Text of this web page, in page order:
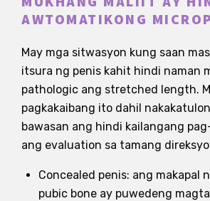
AWTOMATIKONG
May mga sitwasyon kung saan
itsura ng penis kahit hindi naman
pathologic ang stretched length.
pagkakaibang ito dahil
bawasan ang hindi kailangang
ang evaluation sa tamang
Concealed penis: ang makapal
pubic bone ay puwedeng